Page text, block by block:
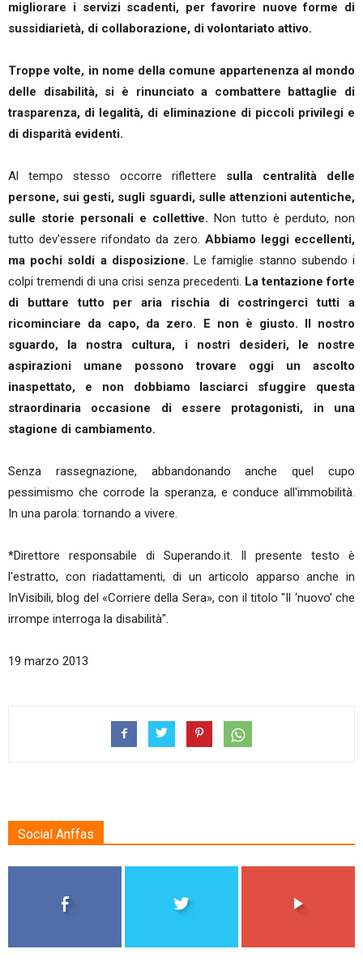
migliorare i servizi scadenti, per favorire nuove forme di
sussidiarietà, di collaborazione, di volontariato attivo.
Troppe volte, in nome della comune appartenenza al mondo
delle disabilità, si è rinunciato a combattere battaglie di
trasparenza, di legalità, di eliminazione di piccoli privilegi e
di disparità evidenti.
Al tempo stesso occorre riflettere sulla centralità delle
persone, sui gesti, sugli sguardi, sulle attenzioni autentiche,
sulle storie personali e collettive. Non tutto è perduto, non
tutto dev'essere rifondato da zero. Abbiamo leggi eccellenti,
ma pochi soldi a disposizione. Le famiglie stanno subendo i
colpi tremendi di una crisi senza precedenti. La tentazione forte
di buttare tutto per aria rischia di costringerci tutti a
ricominciare da capo, da zero. E non è giusto. Il nostro
sguardo, la nostra cultura, i nostri desideri, le nostre
aspirazioni umane possono trovare oggi un ascolto
inaspettato, e non dobbiamo lasciarci sfuggire questa
straordinaria occasione di essere protagonisti, in una
stagione di cambiamento.
Senza rassegnazione, abbandonando anche quel cupo
pessimismo che corrode la speranza, e conduce all'immobilità.
In una parola: tornando a vivere.
*Direttore responsabile di Superando.it. Il presente testo è
l'estratto, con riadattamenti, di un articolo apparso anche in
InVisibili, blog del «Corriere della Sera», con il titolo "Il ‘nuovo' che
irrompe interroga la disabilità".
19 marzo 2013
Social Anffas